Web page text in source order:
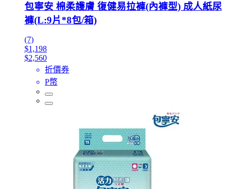
包寧安 棉柔護膚 復健易拉褲(內褲型) 成人紙尿
褲(L:9片*8包/箱)
(7)
$1,198
$2,560
折價券
P幣